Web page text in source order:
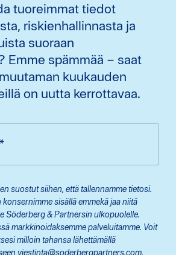
tuoreimmat tiedot
riskienhallinnasta ja
suoraan
Emme spämmää – saat
kuukauden
on uutta kerrottavaa.
*
suostut siihen, että tallennamme tietosi.
sisällä emmekä jaa niitä
Söderberg & Partnersin ulkopuolelle.
markkinoidaksemme palveluitamme. Voit
milloin tahansa lähettämällä
viestinta@soderbergpartners.com.